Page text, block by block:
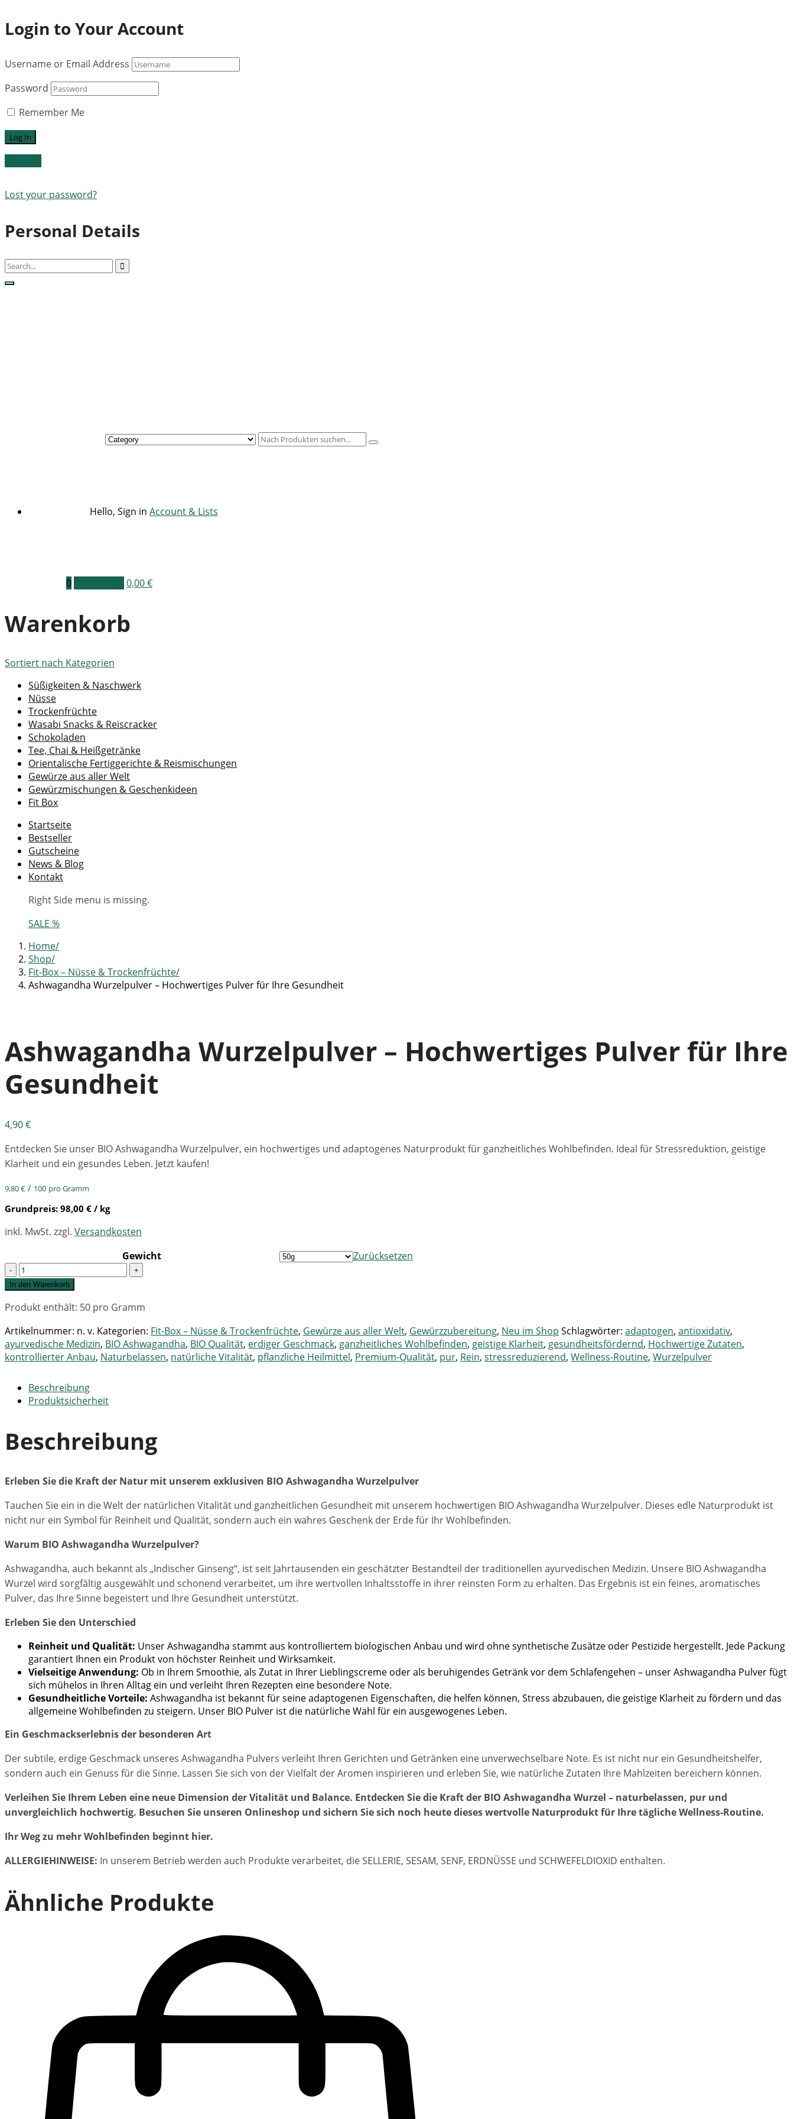
Login to Your Account
Username or Email Address
Password
Remember Me
Lost your password?
Personal Details
Hello, Sign in Account & Lists
0 0,00€
Warenkorb
Sortiert nach Kategorien
Süßigkeiten & Naschwerk
Nüsse
Trockenfrüchte
Wasabi Snacks & Reiscracker
Schokoladen
Tee, Chai & Heißgetränke
Orientalische Fertiggerichte & Reismischungen
Gewürze aus aller Welt
Gewürzmischungen & Geschenkideen
Fit Box
Startseite
Bestseller
Gutscheine
News & Blog
Kontakt
Right Side menu is missing.
SALE %
Home
Shop
Fit-Box – Nüsse & Trockenfrüchte
Ashwagandha Wurzelpulver – Hochwertiges Pulver für Ihre Gesundheit
Ashwagandha Wurzelpulver – Hochwertiges Pulver für Ihre
Gesundheit
4,90€
Entdecken Sie unser BIO Ashwagandha Wurzelpulver, ein hochwertiges und adaptogenes Naturprodukt für ganzheitliches Wohlbefinden. Ideal für Stressreduktion, geistige
Klarheit und ein gesundes Leben. Jetzt kaufen!
9,80€ / 100 pro Gramm
Grundpreis: 98,00 € / kg
inkl. MwSt. zzgl. Versandkosten
Gewicht
Zurücksetzen
Quantity
In den Warenkorb
Produkt enthält: 50 pro Gramm
Artikelnummer: n. v. Kategorien: Fit-Box – Nüsse & Trockenfrüchte, Gewürze aus aller Welt, Gewürzzubereitung, Neu im Shop Schlagwörter: adaptogen, antioxidativ,
ayurvedische Medizin, BIO Ashwagandha, BIO Qualität, erdiger Geschmack, ganzheitliches Wohlbefinden, geistige Klarheit, gesundheitsfördernd, Hochwertige Zutaten,
kontrollierter Anbau, Naturbelassen, natürliche Vitalität, pflanzliche Heilmittel, Premium-Qualität, pur, Rein, stressreduzierend, Wellness-Routine, Wurzelpulver
Beschreibung
Produktsicherheit
Beschreibung
Erleben Sie die Kraft der Natur mit unserem exklusiven BIO Ashwagandha Wurzelpulver
Tauchen Sie ein in die Welt der natürlichen Vitalität und ganzheitlichen Gesundheit mit unserem hochwertigen BIO Ashwagandha Wurzelpulver. Dieses edle Naturprodukt ist
nicht nur ein Symbol für Reinheit und Qualität, sondern auch ein wahres Geschenk der Erde für Ihr Wohlbefinden.
Warum BIO Ashwagandha Wurzelpulver?
Ashwagandha, auch bekannt als „Indischer Ginseng“, ist seit Jahrtausenden ein geschätzter Bestandteil der traditionellen ayurvedischen Medizin. Unsere BIO Ashwagandha
Wurzel wird sorgfältig ausgewählt und schonend verarbeitet, um ihre wertvollen Inhaltsstoffe in ihrer reinsten Form zu erhalten. Das Ergebnis ist ein feines, aromatisches
Pulver, das Ihre Sinne begeistert und Ihre Gesundheit unterstützt.
Erleben Sie den Unterschied
Reinheit und Qualität: Unser Ashwagandha stammt aus kontrolliertem biologischen Anbau und wird ohne synthetische Zusätze oder Pestizide hergestellt. Jede Packung
garantiert Ihnen ein Produkt von höchster Reinheit und Wirksamkeit.
Vielseitige Anwendung: Ob in Ihrem Smoothie, als Zutat in Ihrer Lieblingscreme oder als beruhigendes Getränk vor dem Schlafengehen – unser Ashwagandha Pulver fügt
sich mühelos in Ihren Alltag ein und verleiht Ihren Rezepten eine besondere Note.
Gesundheitliche Vorteile: Ashwagandha ist bekannt für seine adaptogenen Eigenschaften, die helfen können, Stress abzubauen, die geistige Klarheit zu fördern und das
allgemeine Wohlbefinden zu steigern. Unser BIO Pulver ist die natürliche Wahl für ein ausgewogenes Leben.
Ein Geschmackserlebnis der besonderen Art
Der subtile, erdige Geschmack unseres Ashwagandha Pulvers verleiht Ihren Gerichten und Getränken eine unverwechselbare Note. Es ist nicht nur ein Gesundheitshelfer,
sondern auch ein Genuss für die Sinne. Lassen Sie sich von der Vielfalt der Aromen inspirieren und erleben Sie, wie natürliche Zutaten Ihre Mahlzeiten bereichern können.
Verleihen Sie Ihrem Leben eine neue Dimension der Vitalität und Balance. Entdecken Sie die Kraft der BIO Ashwagandha Wurzel – naturbelassen, pur und
unvergleichlich hochwertig. Besuchen Sie unseren Onlineshop und sichern Sie sich noch heute dieses wertvolle Naturprodukt für Ihre tägliche Wellness-Routine.
Ihr Weg zu mehr Wohlbefinden beginnt hier.
ALLERGIEHINWEISE: In unserem Betrieb werden auch Produkte verarbeitet, die SELLERIE, SESAM, SENF, ERDNÜSSE und SCHWEFELDIOXID enthalten.
Ähnliche Produkte